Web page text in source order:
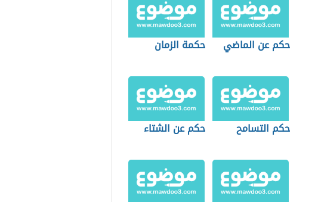
حكم عن الماضي حكمة الزمان
حكم التسامح حكم عن الشتاء